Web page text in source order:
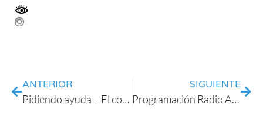
ANTERIOR
Pidiendo ayuda – El coaching del cuidador
SIGUIENTE
Programación Radio Alzheimer Noviembre 2015